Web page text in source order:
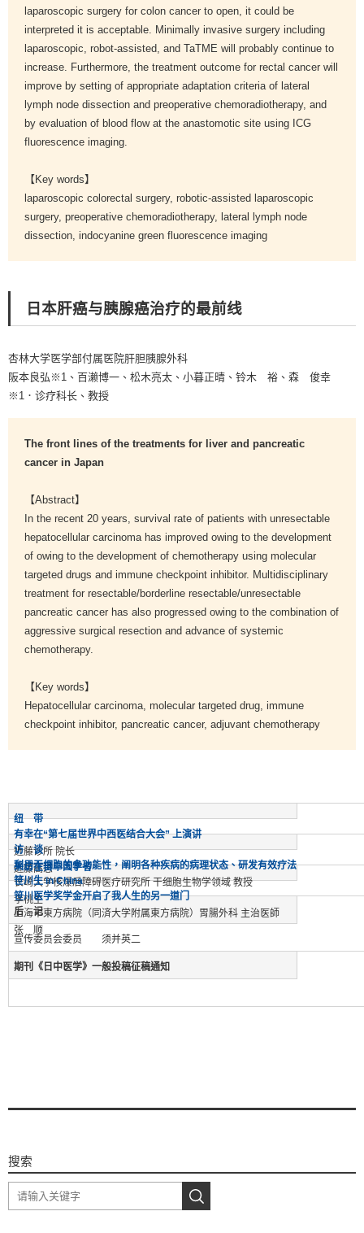
laparoscopic surgery for colon cancer to open, it could be
interpreted it is acceptable. Minimally invasive surgery including
laparoscopic, robot-assisted, and TaTME will probably continue to
increase. Furthermore, the treatment outcome for rectal cancer will
improve by setting of appropriate adaptation criteria of lateral
lymph node dissection and preoperative chemoradiotherapy, and
by evaluation of blood flow at the anastomotic site using ICG
fluorescence imaging.
【Key words】
laparoscopic colorectal surgery, robotic-assisted laparoscopic
surgery, preoperative chemoradiotherapy, lateral lymph node
dissection, indocyanine green fluorescence imaging
日本肝癌与胰腺癌治疗的最前线
杏林大学医学部付属医院肝胆胰腺外科
阪本良弘※1、百濑博一、松木亮太、小暮正晴、铃木 裕、森 俊幸
※1．诊疗科长、教授
The front lines of the treatments for liver and pancreatic
cancer in Japan
【Abstract】
In the recent 20 years, survival rate of patients with unresectable
hepatocellular carcinoma has improved owing to the development
of owing to the development of chemotherapy using molecular
targeted drugs and immune checkpoint inhibitor. Multidisciplinary
treatment for resectable/borderline resectable/unresectable
pancreatic cancer has also progressed owing to the combination of
aggressive surgical resection and advance of systemic
chemotherapy.
【Key words】
Hepatocellular carcinoma, molecular targeted drug, immune
checkpoint inhibitor, pancreatic cancer, adjuvant chemotherapy
纽 带
有幸在“第七届世界中西医结合大会” 上演讲
近藤诊所 院长
近藤高志
访 谈
采访在日中国学者
利用干细胞的多功能性，阐明各种疾病的病理状态、研发有效疗法
长崎大学核爆后障碍医疗研究所 干细胞生物学领域 教授
李桃生
笹川生 in China
笹川医学奖学金开启了我人生的另一道门
上海市東方病院（同済大学附属東方病院）胃腸外科 主治医師
张 顺
后 记
宣传委员会委员 须并英二
期刊《日中医学》一般投稿征稿通知
搜索